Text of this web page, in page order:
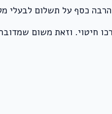
כסף על תשלום לבעלי
חיטוי. וזאת משום